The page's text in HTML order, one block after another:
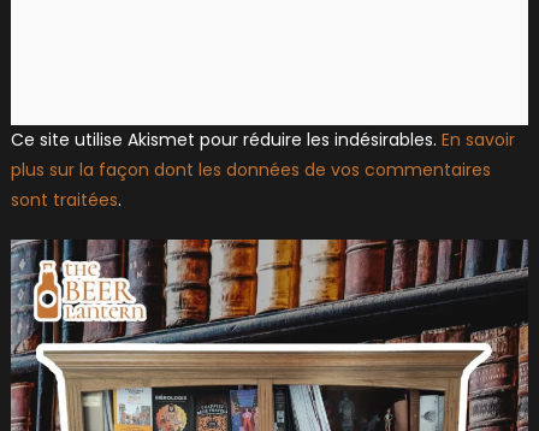
Ce site utilise Akismet pour réduire les indésirables. En savoir
plus sur la façon dont les données de vos commentaires
sont traitées.